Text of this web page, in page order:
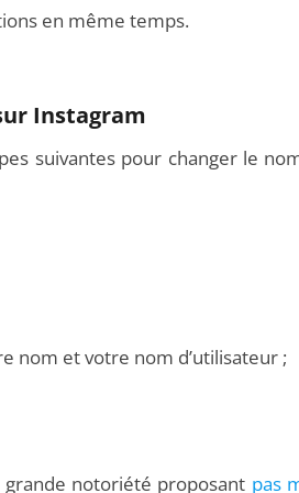
en même temps.
Instagram
suivantes pour changer le
nom et votre nom d’utilisateur ;
grande notoriété proposant pas